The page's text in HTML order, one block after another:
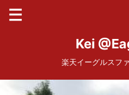
Kei
楽天イーグルスフ